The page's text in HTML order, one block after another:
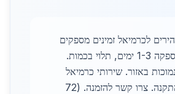
לכרמיאל זמינים מספקים
צפוניים. זמני אספקה 1-3 ימים, תלוי בכמות.
באזור. שירותי כרמיאל
כוללים ייעוץ והתקנה. צרו קשר להזמנה. (72